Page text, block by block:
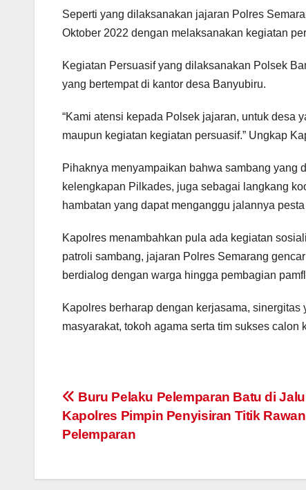
Seperti yang dilaksanakan jajaran Polres
Oktober 2022 dengan melaksanakan kegiatan
Kegiatan Persuasif yang dilaksanakan Polsek
yang bertempat di kantor desa Banyubiru.
“Kami atensi kepada Polsek jajaran, untuk desa
maupun kegiatan kegiatan persuasif.” Ungkap
Pihaknya menyampaikan bahwa sambang
kelengkapan Pilkades, juga sebagai langkang
hambatan yang dapat menganggu jalannya
Kapolres menambahkan pula ada kegiatan
patroli sambang, jajaran Polres Semarang
berdialog dengan warga hingga pembagian
Kapolres berharap dengan kerjasama,
masyarakat, tokoh agama serta tim sukses
Post
navigation
Buru Pelaku Pelemparan Batu di
Kapolres Pimpin Penyisiran Titik Rawan
Pelemparan